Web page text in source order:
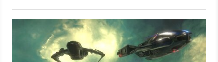
näher an den Klassiker Freelancer rücken lassen.